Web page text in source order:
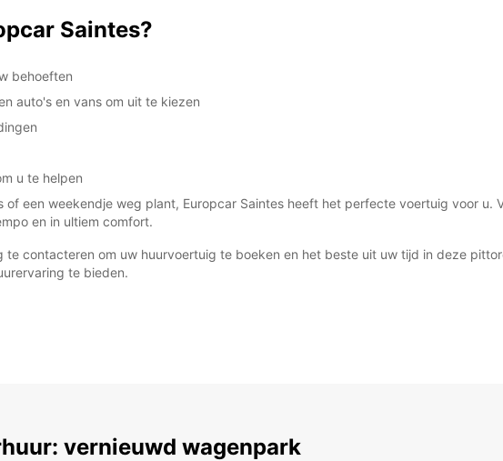
Saintes?
behoeften
auto's en vans om uit te kiezen
u te helpen
of een weekendje weg plant, Europcar Saintes heeft het perfecte voertuig voor u.
en in ultiem comfort.
te contacteren om uw huurvoertuig te boeken en het beste uit uw tijd in deze
te bieden.
vernieuwd wagenpark